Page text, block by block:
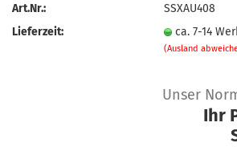
Art.Nr.:
SSXAU408
Lieferzeit:
ca. 7-14
(Ausland
Unser
Ihr